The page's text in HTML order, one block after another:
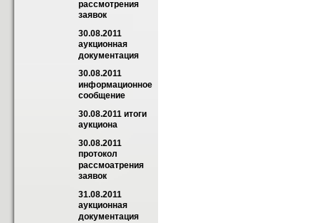
рассмотрения
заявок
30.08.2011
аукционная
документация
30.08.2011
информационное
сообщение
30.08.2011 итоги
аукциона
30.08.2011
протокол
рассмоaтрения
заявок
31.08.2011
аукционная
документация